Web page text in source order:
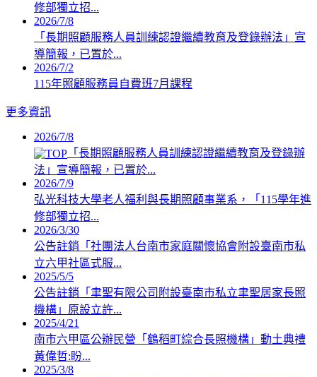
修部獨立招...
2026/7/8
「長期照顧服務人員訓練認證繼續教育及登錄辦法」宣
導簡報，已置於...
2026/7/2
115年照顧服務員自費班7月課程
更多資訊
2026/7/8
「長期照顧服務人員訓練認證繼續教育及登錄辦
法」宣導簡報，已置於...
2026/7/9
弘光科技大學老人福利與長期照顧事業系，「115學年進
修部獨立招...
2026/3/30
公告註銷「社團法人台南市家庭關懷協會附設臺南市私
立六甲社區式服...
2025/5/5
公告註銷「聿聖有限公司附設臺南市私立聿聖居家長照
機構」原設立許...
2025/4/21
南市六甲區公辦民營「鶴稻町綜合長照機構」動土典禮
黃偉哲:盼...
2025/3/8